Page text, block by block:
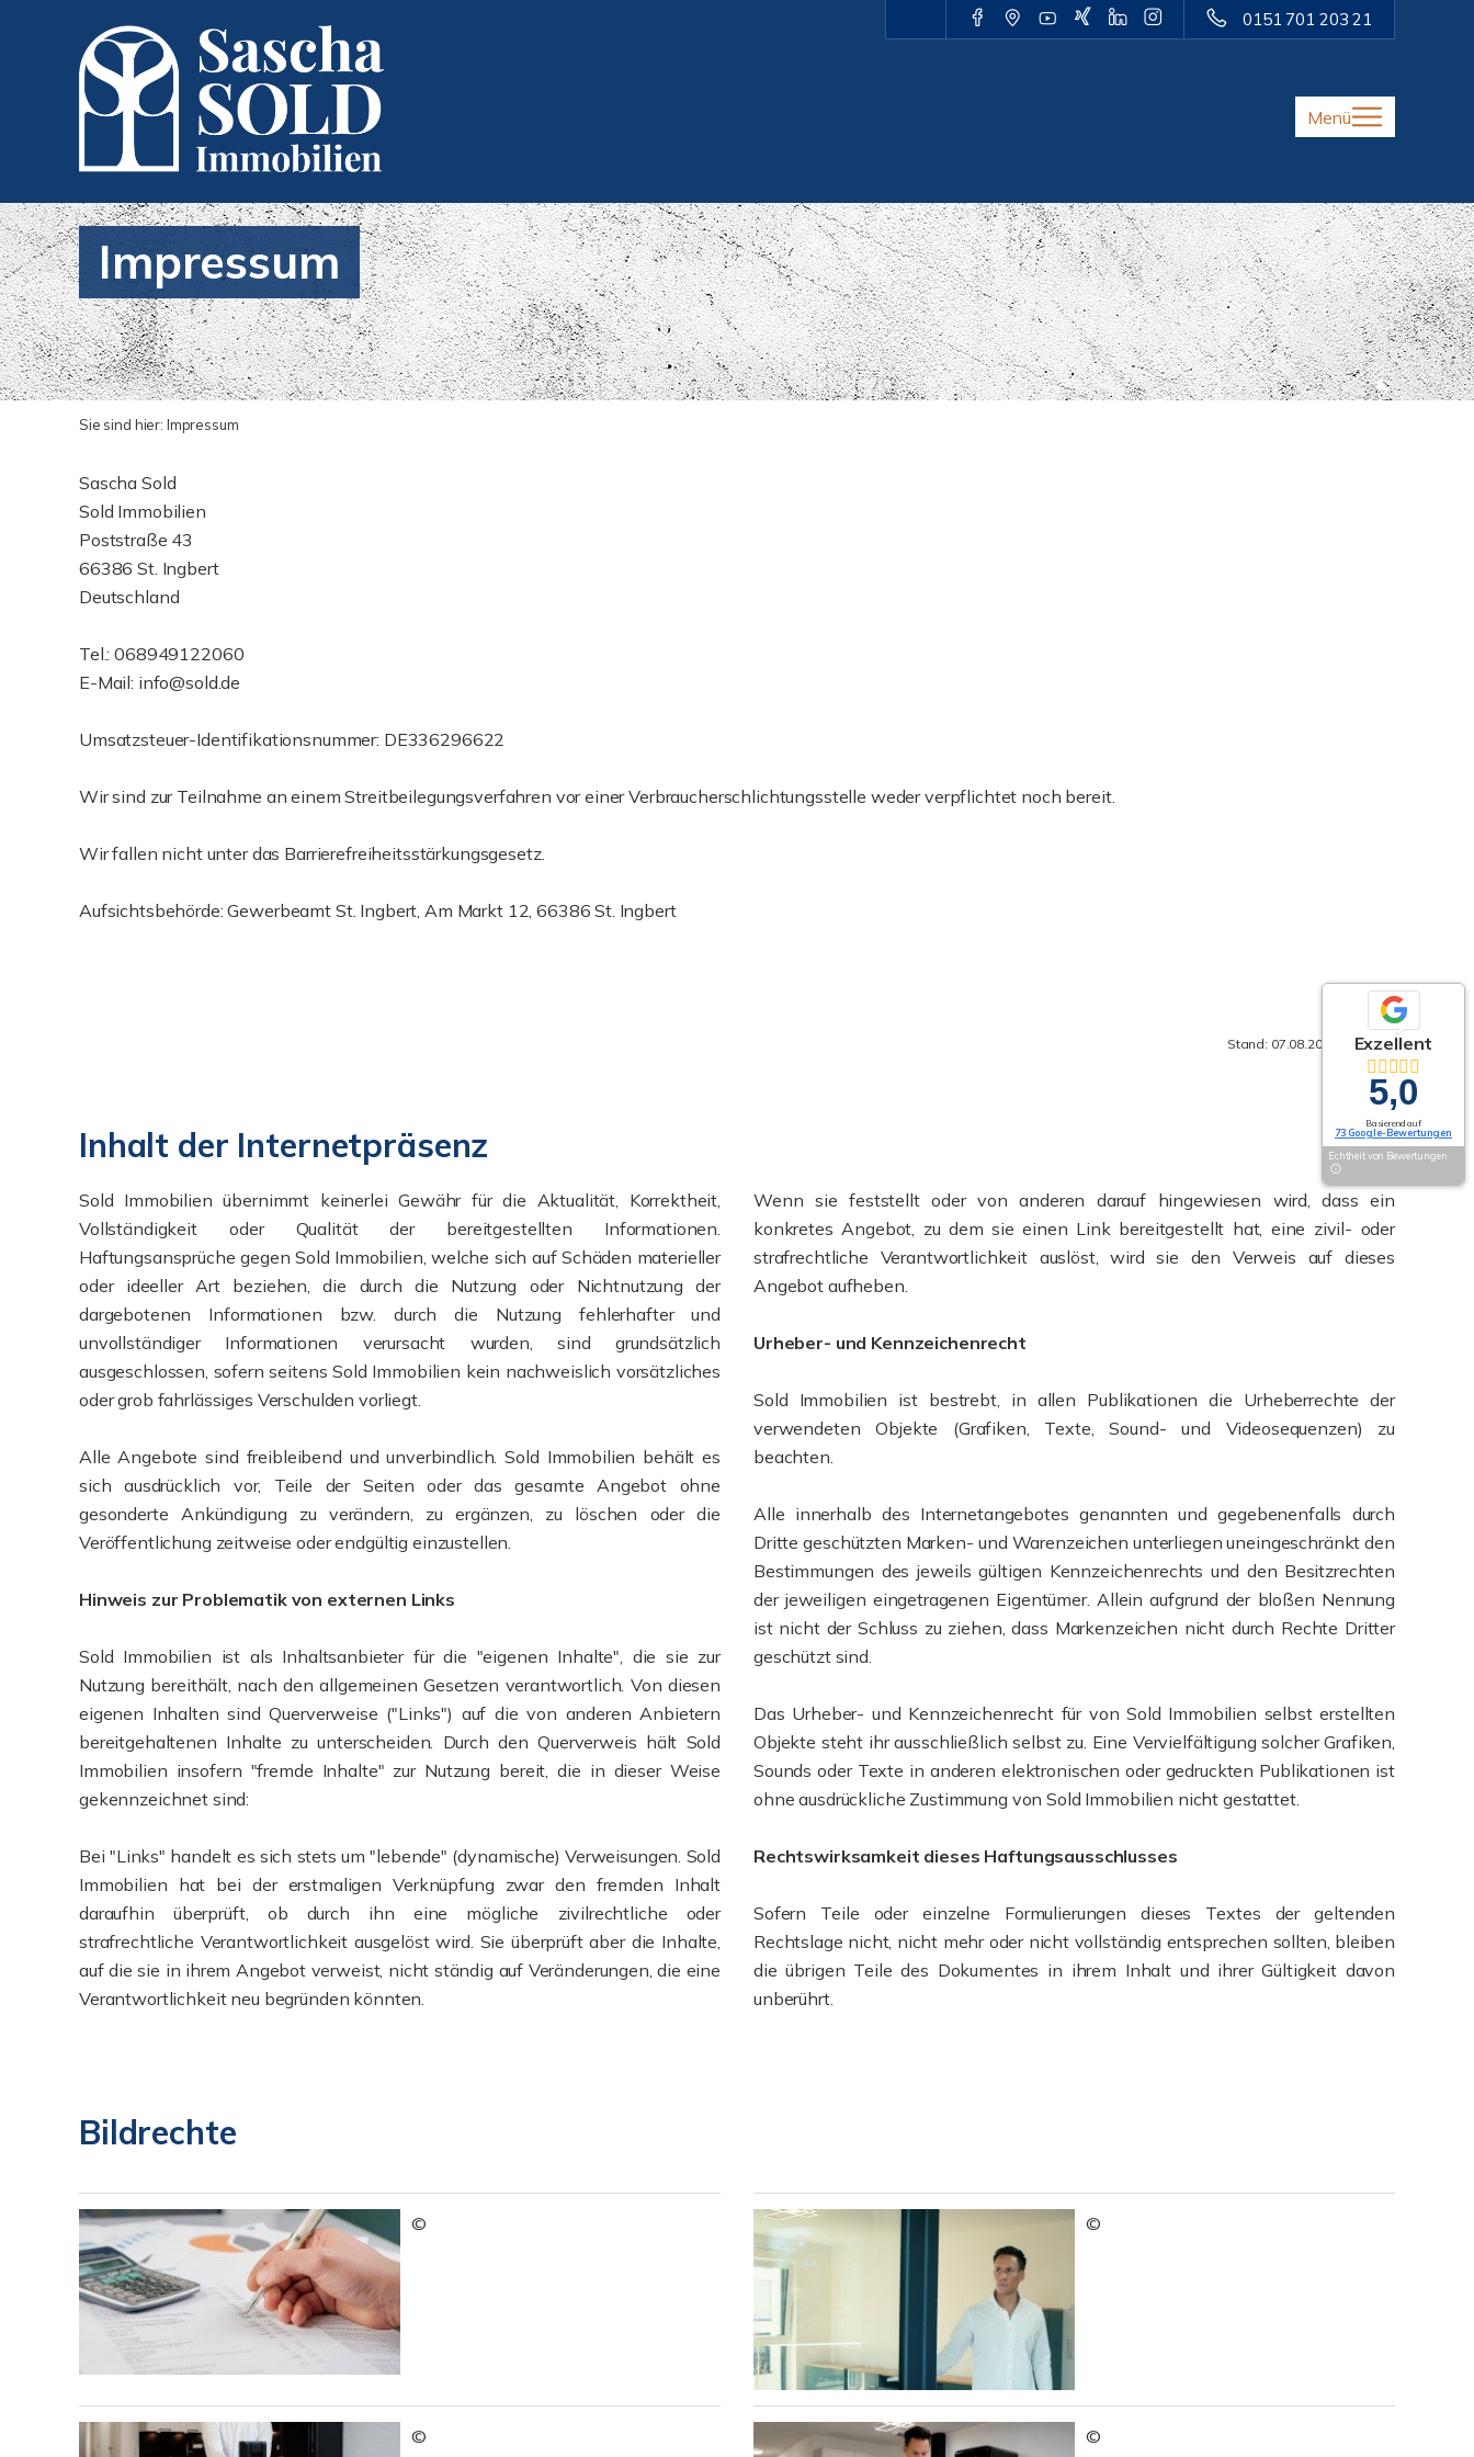
0151 701 203 21
Menü
Impressum
Sie sind hier: Impressum
Sascha Sold
Sold Immobilien
Poststraße 43
66386 St. Ingbert
Deutschland
Tel.: 068949122060
E-Mail: info@sold.de
Umsatzsteuer-Identifikationsnummer: DE336296622
Wir sind zur Teilnahme an einem Streitbeilegungsverfahren vor einer Verbraucherschlichtungsstelle weder verpflichtet noch bereit.
Wir fallen nicht unter das Barrierefreiheitsstärkungsgesetz.
Aufsichtsbehörde: Gewerbeamt St. Ingbert, Am Markt 12, 66386 St. Ingbert
Stand: 07.08.2026, 18:42:32
Inhalt der Internetpräsenz
Sold Immobilien übernimmt keinerlei Gewähr für die Aktualität, Korrektheit,
Vollständigkeit oder Qualität der bereitgestellten Informationen.
Haftungsansprüche gegen Sold Immobilien, welche sich auf Schäden materieller
oder ideeller Art beziehen, die durch die Nutzung oder Nichtnutzung der
dargebotenen Informationen bzw. durch die Nutzung fehlerhafter und
unvollständiger Informationen verursacht wurden, sind grundsätzlich
ausgeschlossen, sofern seitens Sold Immobilien kein nachweislich vorsätzliches
oder grob fahrlässiges Verschulden vorliegt.
Alle Angebote sind freibleibend und unverbindlich. Sold Immobilien behält es
sich ausdrücklich vor, Teile der Seiten oder das gesamte Angebot ohne
gesonderte Ankündigung zu verändern, zu ergänzen, zu löschen oder die
Veröffentlichung zeitweise oder endgültig einzustellen.
Hinweis zur Problematik von externen Links
Sold Immobilien ist als Inhaltsanbieter für die "eigenen Inhalte", die sie zur
Nutzung bereithält, nach den allgemeinen Gesetzen verantwortlich. Von diesen
eigenen Inhalten sind Querverweise ("Links") auf die von anderen Anbietern
bereitgehaltenen Inhalte zu unterscheiden. Durch den Querverweis hält Sold
Immobilien insofern "fremde Inhalte" zur Nutzung bereit, die in dieser Weise
gekennzeichnet sind:
Bei "Links" handelt es sich stets um "lebende" (dynamische) Verweisungen. Sold
Immobilien hat bei der erstmaligen Verknüpfung zwar den fremden Inhalt
daraufhin überprüft, ob durch ihn eine mögliche zivilrechtliche oder
strafrechtliche Verantwortlichkeit ausgelöst wird. Sie überprüft aber die Inhalte,
auf die sie in ihrem Angebot verweist, nicht ständig auf Veränderungen, die eine
Verantwortlichkeit neu begründen könnten.
Wenn sie feststellt oder von anderen darauf hingewiesen wird, dass ein
konkretes Angebot, zu dem sie einen Link bereitgestellt hat, eine zivil- oder
strafrechtliche Verantwortlichkeit auslöst, wird sie den Verweis auf dieses
Angebot aufheben.
Urheber- und Kennzeichenrecht
Sold Immobilien ist bestrebt, in allen Publikationen die Urheberrechte der
verwendeten Objekte (Grafiken, Texte, Sound- und Videosequenzen) zu
beachten.
Alle innerhalb des Internetangebotes genannten und gegebenenfalls durch
Dritte geschützten Marken- und Warenzeichen unterliegen uneingeschränkt den
Bestimmungen des jeweils gültigen Kennzeichenrechts und den Besitzrechten
der jeweiligen eingetragenen Eigentümer. Allein aufgrund der bloßen Nennung
ist nicht der Schluss zu ziehen, dass Markenzeichen nicht durch Rechte Dritter
geschützt sind.
Das Urheber- und Kennzeichenrecht für von Sold Immobilien selbst erstellten
Objekte steht ihr ausschließlich selbst zu. Eine Vervielfältigung solcher Grafiken,
Sounds oder Texte in anderen elektronischen oder gedruckten Publikationen ist
ohne ausdrückliche Zustimmung von Sold Immobilien nicht gestattet.
Rechtswirksamkeit dieses Haftungsausschlusses
Sofern Teile oder einzelne Formulierungen dieses Textes der geltenden
Rechtslage nicht, nicht mehr oder nicht vollständig entsprechen sollten, bleiben
die übrigen Teile des Dokumentes in ihrem Inhalt und ihrer Gültigkeit davon
unberührt.
Bildrechte
© ©
© ©
Exzellent
5,0
Basierend auf
73 Google-Bewertungen
Echtheit von Bewertungen